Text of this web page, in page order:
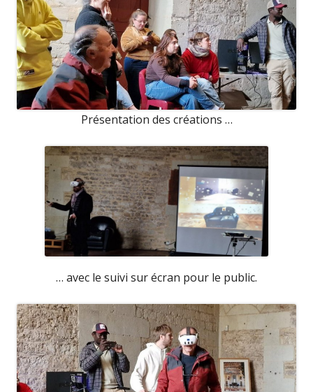
Présentation des créations …
… avec le suivi sur écran pour le public.